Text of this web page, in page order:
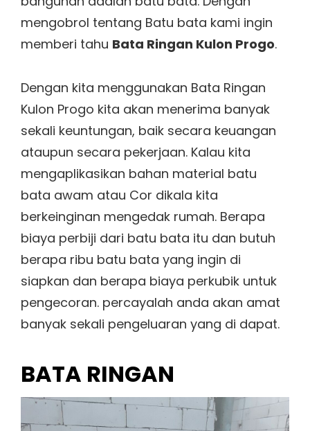
mengobrol tentang Batu bata kami ingin
memberi tahu Bata Ringan Kulon Progo.
Dengan kita menggunakan Bata Ringan
Kulon Progo kita akan menerima banyak
sekali keuntungan, baik secara keuangan
ataupun secara pekerjaan. Kalau kita
mengaplikasikan bahan material batu
bata awam atau Cor dikala kita
berkeinginan mengedak rumah. Berapa
biaya perbiji dari batu bata itu dan butuh
berapa ribu batu bata yang ingin di
siapkan dan berapa biaya perkubik untuk
pengecoran. percayalah anda akan amat
banyak sekali pengeluaran yang di dapat.
BATA RINGAN